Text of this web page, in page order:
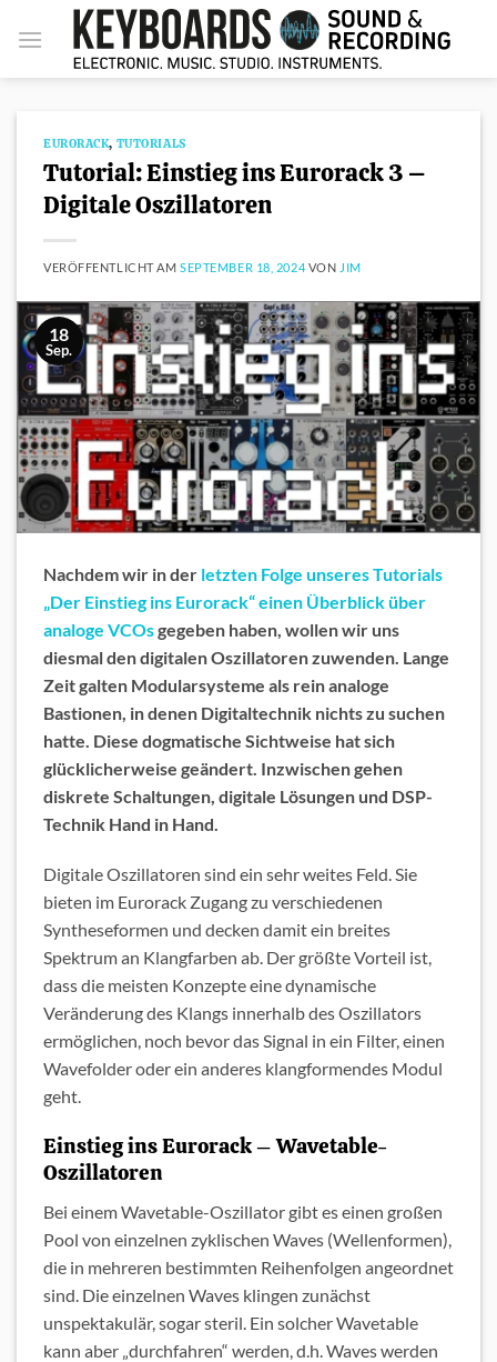
Inhalt
EURORACK, TUTORIALS
Tutorial: Einstieg ins Eurorack 3 –
Digitale Oszillatoren
VERÖFFENTLICHT AMSEPTEMBER 18, 2024 VON JIM
18
Sep.
Nachdem wir in der letzten Folge unseres Tutorials
„Der Einstieg ins Eurorack“ einen Überblick über
analoge VCOsgegeben haben, wollen wir uns
diesmal den digitalen Oszillatoren zuwenden. Lange
Zeit galten Modularsysteme als rein analoge
Bastionen, in denen Digitaltechnik nichts zu suchen
hatte. Diese dogmatische Sichtweise hat sich
glücklicherweise geändert. Inzwischen gehen
diskrete Schaltungen, digitale Lösungen und DSP-
Technik Hand in Hand.
Digitale Oszillatoren sind ein sehr weites Feld. Sie
bieten im Eurorack Zugang zu verschiedenen
Syntheseformen und decken damit ein breites
Spektrum an Klangfarben ab. Der größte Vorteil ist,
dass die meisten Konzepte eine dynamische
Veränderung des Klangs innerhalb des Oszillators
ermöglichen, noch bevor das Signal in ein Filter, einen
Wavefolder oder ein anderes klangformendes Modul
geht.
Einstieg ins Eurorack – Wavetable-
Oszillatoren
Bei einem Wavetable-Oszillator gibt es einen großen
Pool von einzelnen zyklischen Waves (Wellenformen),
die in mehreren bestimmten Reihenfolgen angeordnet
sind. Die einzelnen Waves klingen zunächst
unspektakulär, sogar steril. Ein solcher Wavetable
kann aber „durchfahren“ werden, d.h. Waves werden